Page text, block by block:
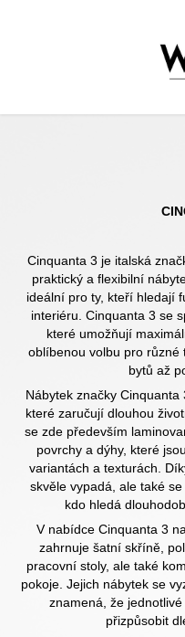
Cinquanta 3 je italská
praktický a flexibilní
ideální pro ty, kteří hledají
interiéru. Cinquanta 3 se
které umožňují
oblíbenou volbu pro různé
bytů až
Nábytek značky Cinquanta
které zaručují dlouhou
se zde především
povrchy a dýhy, které
variantách a texturách.
skvěle vypadá, ale také
kdo hledá
V nabídce Cinquanta 3
zahrnuje šatní skříně,
pracovní stoly, ale také
pokoje. Jejich nábytek se
znamená, že
přizpůsobit